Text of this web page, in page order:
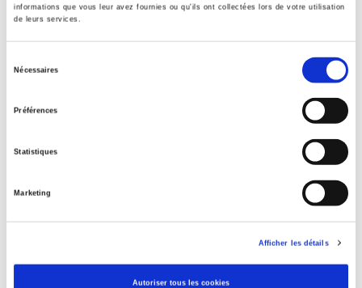
informations que vous leur avez fournies ou qu'ils ont collectées lors de votre utilisation
de leurs services.
Nécessaires
Préférences
Statistiques
Marketing
Afficher les détails
Autoriser tous les cookies
Ethica erotica
Patrick Pharo